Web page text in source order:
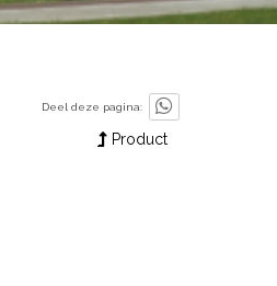
Deel deze pagina:
Product